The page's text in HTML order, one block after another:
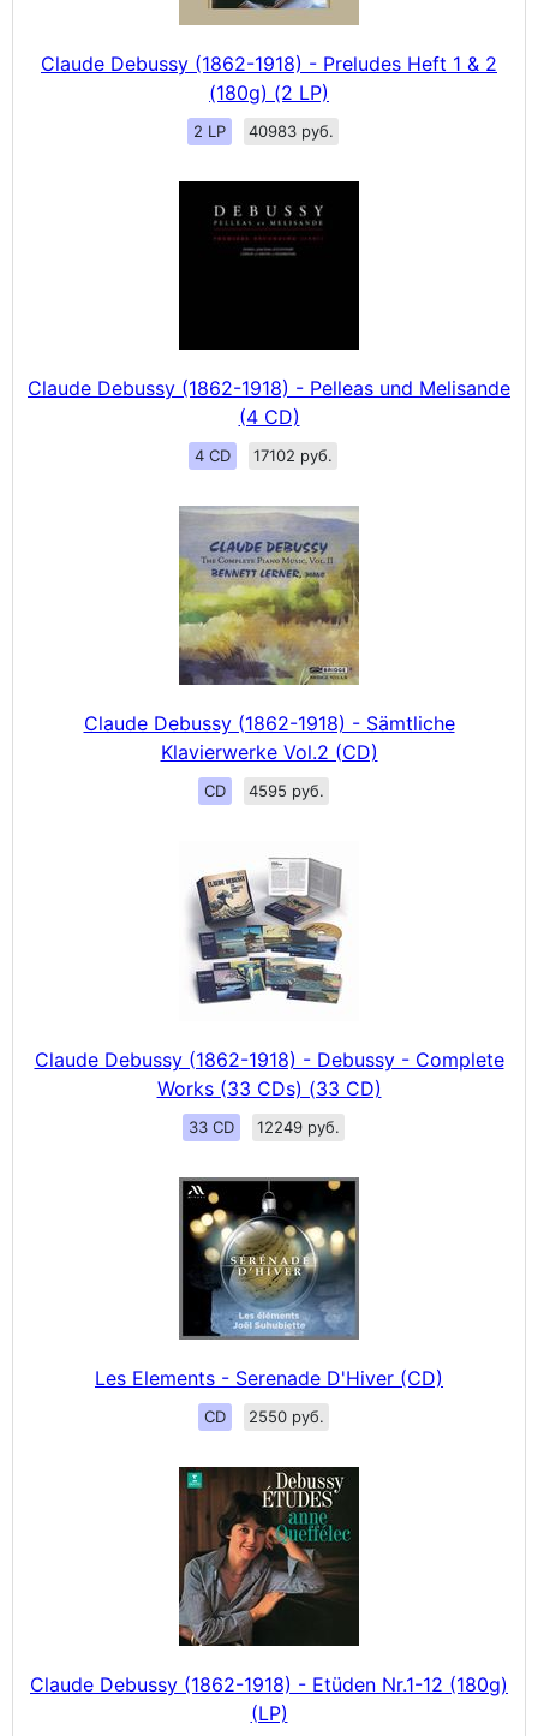
Claude Debussy (1862-1918) - Preludes Heft 1 & 2
(180g) (2 LP)
2 LP 40983 руб.
Claude Debussy (1862-1918) - Pelleas und Melisande
(4 CD)
4 CD 17102 руб.
Claude Debussy (1862-1918) - Sämtliche
Klavierwerke Vol.2 (CD)
CD 4595 руб.
Claude Debussy (1862-1918) - Debussy - Complete
Works (33 CDs) (33 CD)
33 CD 12249 руб.
Les Elements - Serenade D'Hiver (CD)
CD 2550 руб.
Claude Debussy (1862-1918) - Etüden Nr.1-12 (180g)
(LP)